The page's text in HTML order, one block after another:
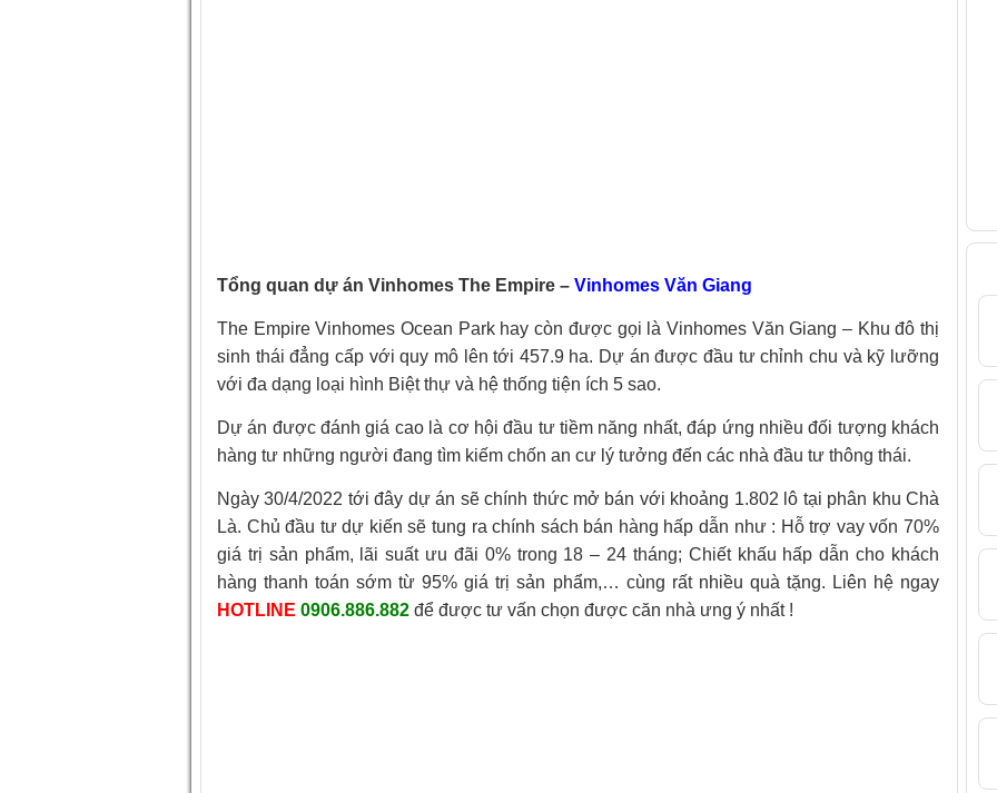
Tổng quan dự án Vinhomes The Empire – Vinhomes Văn Giang
The Empire Vinhomes Ocean Park hay còn được gọi là Vinhomes Văn Giang – Khu đô thị
sinh thái đẳng cấp với quy mô lên tới 457.9 ha. Dự án được đầu tư chỉnh chu và kỹ lưỡng
với đa dạng loại hình Biệt thự và hệ thống tiện ích 5 sao.
Dự án được đánh giá cao là cơ hội đầu tư tiềm năng nhất, đáp ứng nhiều đối tượng khách
hàng tư những người đang tìm kiếm chốn an cư lý tưởng đến các nhà đầu tư thông thái.
Ngày 30/4/2022 tới đây dự án sẽ chính thức mở bán với khoảng 1.802 lô tại phân khu Chà
Là. Chủ đầu tư dự kiến sẽ tung ra chính sách bán hàng hấp dẫn như : Hỗ trợ vay vốn 70%
giá trị sản phẩm, lãi suất ưu đãi 0% trong 18 – 24 tháng; Chiết khấu hấp dẫn cho khách
hàng thanh toán sớm từ 95% giá trị sản phẩm,… cùng rất nhiều quà tặng. Liên hệ ngay
HOTLINE 0906.886.882 để được tư vấn chọn được căn nhà ưng ý nhất !